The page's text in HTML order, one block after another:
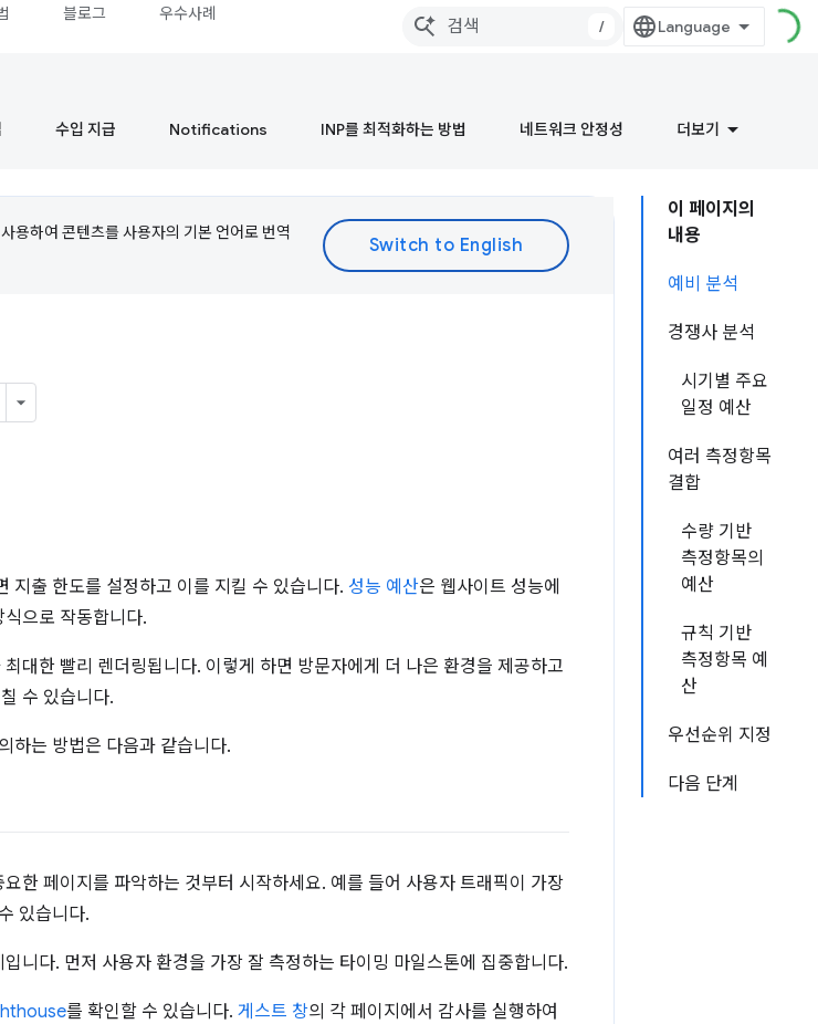
블로그 우수사례
/
수입 지급 Notifications INP를 최적화하는 방법 네트워크 안정성 더보기
이 페이지의
내용
예비 분석
경쟁사 분석
시기별 주요
일정 예산
여러 측정항목
결합
수량 기반
측정항목의
예산
규칙 기반
측정항목 예
산
우선순위 지정
다음 단계
용하여 콘텐츠를 사용자의 기본 언어로 번역
지출 한도를 설정하고 이를 지킬 수 있습니다. 성능 예산은 웹사이트 성능에
으로 작동합니다.
대한 빨리 렌더링됩니다. 이렇게 하면 방문자에게 더 나은 환경을 제공하고
수 있습니다.
하는 방법은 다음과 같습니다.
한 페이지를 파악하는 것부터 시작하세요. 예를 들어 사용자 트래픽이 가장
있습니다.
니다. 먼저 사용자 환경을 가장 잘 측정하는 타이밍 마일스톤에 집중합니다.
를 확인할 수 있습니다. 게스트 창의 각 페이지에서 감사를 실행하여